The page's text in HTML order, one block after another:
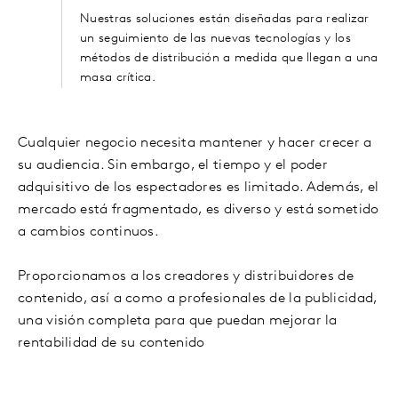
Nuestras soluciones están diseñadas para realizar
un seguimiento de las nuevas tecnologías y los
métodos de distribución a medida que llegan a una
masa crítica.
Cualquier negocio necesita mantener y hacer crecer a
su audiencia. Sin embargo, el tiempo y el poder
adquisitivo de los espectadores es limitado. Además, el
mercado está fragmentado, es diverso y está sometido
a cambios continuos.
Proporcionamos a los creadores y distribuidores de
contenido, así a como a profesionales de la publicidad,
una visión completa para que puedan mejorar la
rentabilidad de su contenido